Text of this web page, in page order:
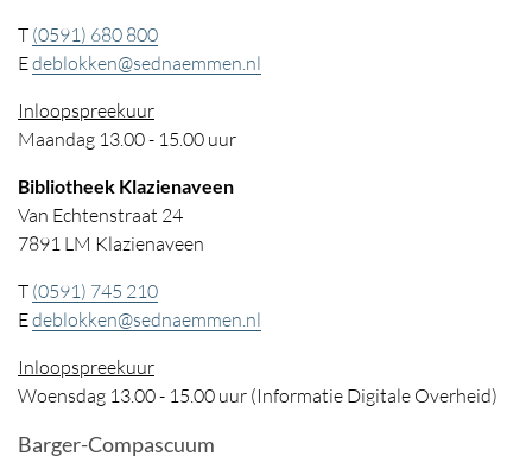
T (0591) 680 800
Edeblokken@sednaemmen.nl
Inloopspreekuur
Maandag 13.00 - 15.00 uur
Bibliotheek Klazienaveen
Van Echtenstraat 24
7891 LM Klazienaveen
T (0591) 745 210
Edeblokken@sednaemmen.nl
Inloopspreekuur
Woensdag 13.00 - 15.00 uur (Informatie Digitale Overheid)
Barger-Compascuum